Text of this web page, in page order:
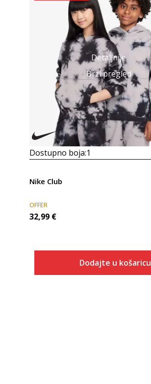
Detaljnije
Brzi pregled
Dostupno boja:1
Nike Club
OFFER
32,99 €
Dodajte u košaricu